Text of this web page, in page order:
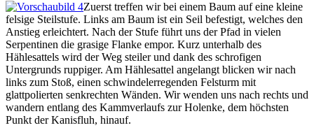
Zuerst treffen wir bei einem Baum auf eine kleine
felsige Steilstufe. Links am Baum ist ein Seil befestigt, welches den
Anstieg erleichtert. Nach der Stufe führt uns der Pfad in vielen
Serpentinen die grasige Flanke empor. Kurz unterhalb des
Hählesattels wird der Weg steiler und dank des schrofigen
Untergrunds ruppiger. Am Hählesattel angelangt blicken wir nach
links zum Stoß, einen schwindelerregenden Felsturm mit
glattpolierten senkrechten Wänden. Wir wenden uns nach rechts und
wandern entlang des Kammverlaufs zur Holenke, dem höchsten
Punkt der Kanisfluh, hinauf.